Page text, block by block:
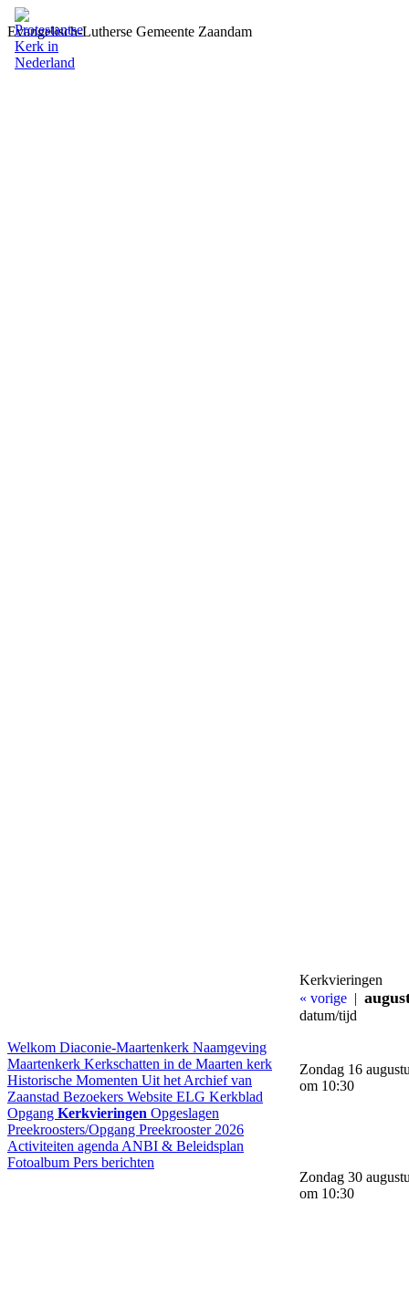
Evangelisch-Lutherse Gemeente Zaandam
Welkom Diaconie-Maartenkerk Naamgeving
Maartenkerk Kerkschatten in de Maarten kerk
Historische Momenten Uit het Archief van
Zaanstad Bezoekers Website ELG Kerkblad
Opgang Kerkvieringen Opgeslagen
Preekroosters/Opgang Preekrooster 2026
Activiteiten agenda ANBI & Beleidsplan
Fotoalbum Pers berichten
Kerkvieringen
« vorige |
datum/tijd
Zondag 16
om 10:30
Zondag 30
om 10:30